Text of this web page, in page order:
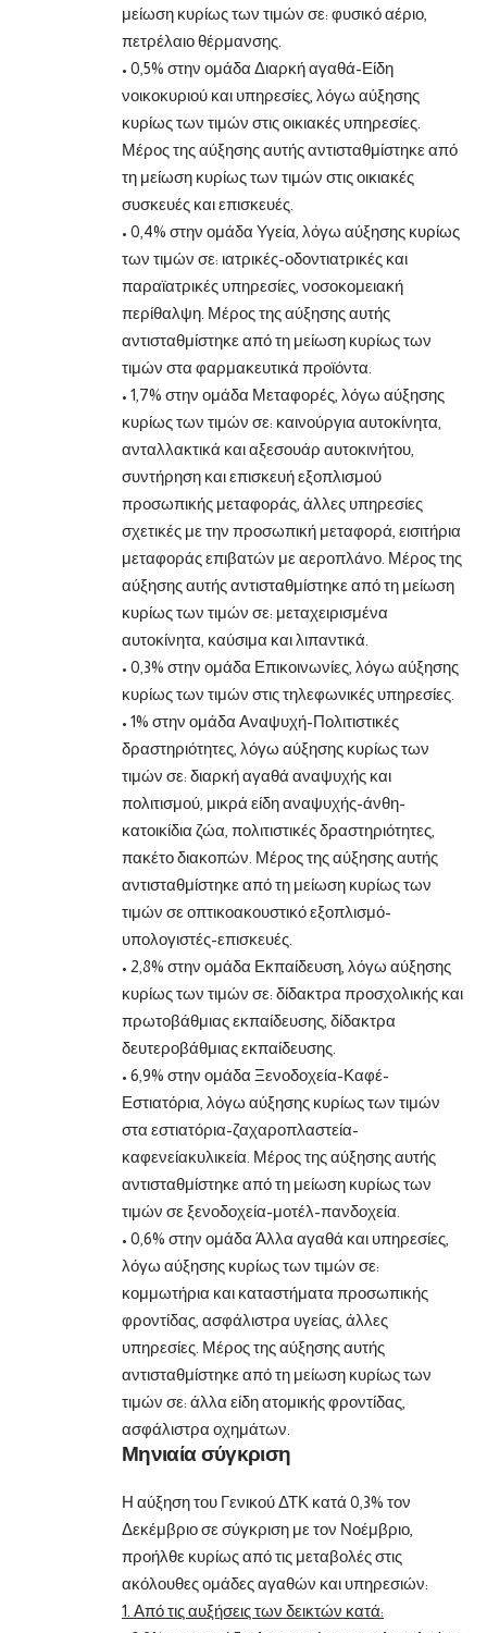
μείωση κυρίως των τιμών σε: φυσικό αέριο,
πετρέλαιο θέρμανσης.
• 0,5% στην ομάδα Διαρκή αγαθά-Είδη
νοικοκυριού και υπηρεσίες, λόγω αύξησης
κυρίως των τιμών στις οικιακές υπηρεσίες.
Μέρος της αύξησης αυτής αντισταθμίστηκε από
τη μείωση κυρίως των τιμών στις οικιακές
συσκευές και επισκευές.
• 0,4% στην ομάδα Υγεία, λόγω αύξησης κυρίως
των τιμών σε: ιατρικές-οδοντιατρικές και
παραϊατρικές υπηρεσίες, νοσοκομειακή
περίθαλψη. Μέρος της αύξησης αυτής
αντισταθμίστηκε από τη μείωση κυρίως των
τιμών στα φαρμακευτικά προϊόντα.
• 1,7% στην ομάδα Μεταφορές, λόγω αύξησης
κυρίως των τιμών σε: καινούργια αυτοκίνητα,
ανταλλακτικά και αξεσουάρ αυτοκινήτου,
συντήρηση και επισκευή εξοπλισμού
προσωπικής μεταφοράς, άλλες υπηρεσίες
σχετικές με την προσωπική μεταφορά, εισιτήρια
μεταφοράς επιβατών με αεροπλάνο. Μέρος της
αύξησης αυτής αντισταθμίστηκε από τη μείωση
κυρίως των τιμών σε: μεταχειρισμένα
αυτοκίνητα, καύσιμα και λιπαντικά.
• 0,3% στην ομάδα Επικοινωνίες, λόγω αύξησης
κυρίως των τιμών στις τηλεφωνικές υπηρεσίες.
• 1% στην ομάδα Αναψυχή-Πολιτιστικές
δραστηριότητες, λόγω αύξησης κυρίως των
τιμών σε: διαρκή αγαθά αναψυχής και
πολιτισμού, μικρά είδη αναψυχής-άνθη-
κατοικίδια ζώα, πολιτιστικές δραστηριότητες,
πακέτο διακοπών. Μέρος της αύξησης αυτής
αντισταθμίστηκε από τη μείωση κυρίως των
τιμών σε οπτικοακουστικό εξοπλισμό-
υπολογιστές-επισκευές.
• 2,8% στην ομάδα Εκπαίδευση, λόγω αύξησης
κυρίως των τιμών σε: δίδακτρα προσχολικής και
πρωτοβάθμιας εκπαίδευσης, δίδακτρα
δευτεροβάθμιας εκπαίδευσης.
• 6,9% στην ομάδα Ξενοδοχεία-Καφέ-
Εστιατόρια, λόγω αύξησης κυρίως των τιμών
στα εστιατόρια-ζαχαροπλαστεία-
καφενείακυλικεία. Μέρος της αύξησης αυτής
αντισταθμίστηκε από τη μείωση κυρίως των
τιμών σε ξενοδοχεία-μοτέλ-πανδοχεία.
• 0,6% στην ομάδα Άλλα αγαθά και υπηρεσίες,
λόγω αύξησης κυρίως των τιμών σε:
κομμωτήρια και καταστήματα προσωπικής
φροντίδας, ασφάλιστρα υγείας, άλλες
υπηρεσίες. Μέρος της αύξησης αυτής
αντισταθμίστηκε από τη μείωση κυρίως των
τιμών σε: άλλα είδη ατομικής φροντίδας,
ασφάλιστρα οχημάτων.
Μηνιαία σύγκριση
Η αύξηση του Γενικού ΔΤΚ κατά 0,3% τον
Δεκέμβριο σε σύγκριση με τον Νοέμβριο,
προήλθε κυρίως από τις μεταβολές στις
ακόλουθες ομάδες αγαθών και υπηρεσιών:
1. Από τις αυξήσεις των δεικτών κατά: